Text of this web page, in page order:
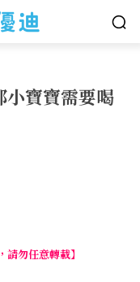
小寶寶需要喝
請勿任意轉載】